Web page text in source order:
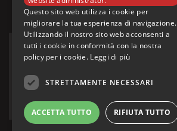
24 25 26 27
Questo sito web utilizza i cookie per
migliorare la tua esperienza di navigazione.
Utilizzando il nostro sito web acconsenti a
tutti i cookie in conformità con la nostra
policy per i cookie. Leggi di più
STRETTAMENTE NECESSARI
ACCETTA TUTTO RIFIUTA TUTTO